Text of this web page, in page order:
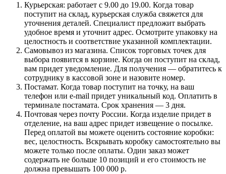
Курьерская: работает с 9.00 до 19.00. Когда товар
поступит на склад, курьерская служба свяжется для
уточнения деталей. Специалист предложит выбрать
удобное время и уточнит адрес. Осмотрите упаковку на
целостность и соответствие указанной комплектации.
Самовывоз из магазина. Список торговых точек для
выбора появится в корзине. Когда он поступит на склад,
вам придет уведомление. Для получения — обратитесь к
сотруднику в кассовой зоне и назовите номер.
Постамат. Когда товар поступит на точку, на ваш
телефон или e-mail придет уникальный код. Оплатить в
терминале постамата. Срок хранения — 3 дня.
Почтовая через почту России. Когда изделие придет в
отделение, на ваш адрес придет извещение о посылке.
Перед оплатой вы можете оценить состояние коробки:
вес, целостность. Вскрывать коробку самостоятельно вы
можете только после оплаты. Один заказ может
содержать не больше 10 позиций и его стоимость не
должна превышать 100 000 р.